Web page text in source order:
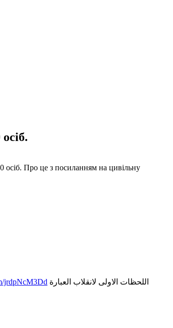
осіб. Про це з посиланням на цивільну
اللحظات الاولى لانقلاب العبارة jrdpNcM3Dd